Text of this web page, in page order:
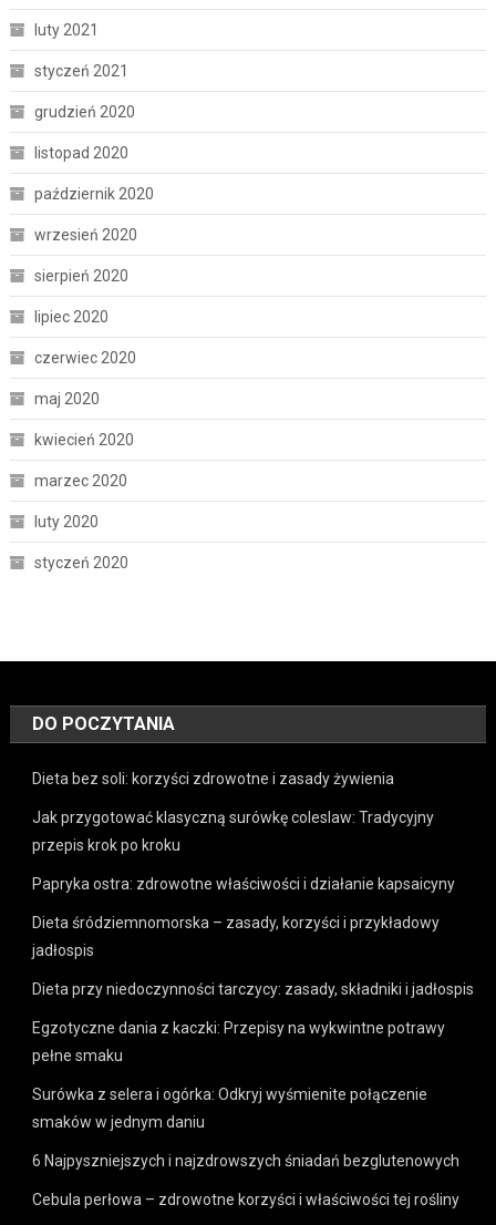
luty 2021
styczeń 2021
grudzień 2020
listopad 2020
październik 2020
wrzesień 2020
sierpień 2020
lipiec 2020
czerwiec 2020
maj 2020
kwiecień 2020
marzec 2020
luty 2020
styczeń 2020
DO POCZYTANIA
Dieta bez soli: korzyści zdrowotne i zasady żywienia
Jak przygotować klasyczną surówkę coleslaw: Tradycyjny
przepis krok po kroku
Papryka ostra: zdrowotne właściwości i działanie kapsaicyny
Dieta śródziemnomorska – zasady, korzyści i przykładowy
jadłospis
Dieta przy niedoczynności tarczycy: zasady, składniki i jadłospis
Egzotyczne dania z kaczki: Przepisy na wykwintne potrawy
pełne smaku
Surówka z selera i ogórka: Odkryj wyśmienite połączenie
smaków w jednym daniu
6 Najpyszniejszych i najzdrowszych śniadań bezglutenowych
Cebula perłowa – zdrowotne korzyści i właściwości tej rośliny